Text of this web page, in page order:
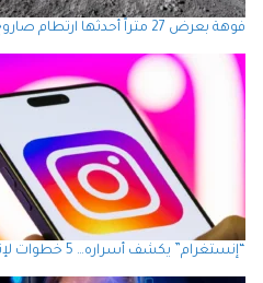
فوهة بعرض 27 متراً أحدثها ارتطام صاروخ “سبايس إكس” بالقمر
“إنستغرام” يكشف أسراره… 5 خطوات لإنتاج فيديو متفاعل